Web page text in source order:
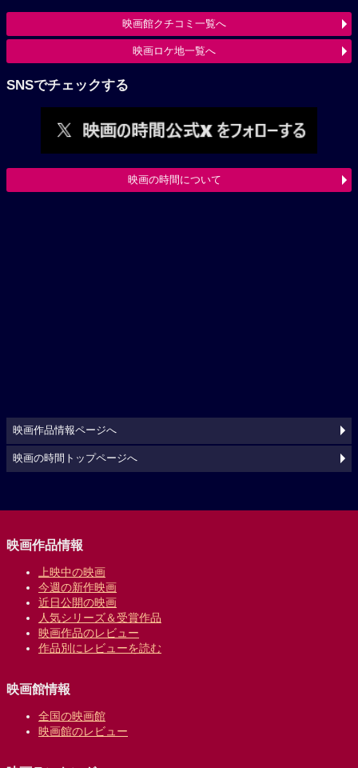
映画館クチコミ一覧へ
映画ロケ地一覧へ
SNSでチェックする
映画の時間について
映画作品情報ページへ
映画の時間トップページへ
映画作品情報
上映中の映画
今週の新作映画
近日公開の映画
人気シリーズ＆受賞作品
映画作品のレビュー
作品別にレビューを読む
映画館情報
全国の映画館
映画館のレビュー